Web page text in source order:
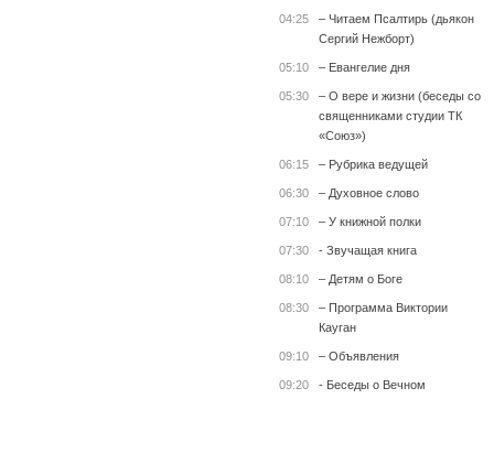
04:25
– Читаем Псалтирь (дьякон
Сергий Нежборт)
05:10 – Евангелие дня
05:30
– О вере и жизни (беседы со
священниками студии ТК
«Союз»)
06:15 – Рубрика ведущей
06:30 – Духовное слово
07:10 – У книжной полки
07:30 - Звучащая книга
08:10 – Детям о Боге
08:30
– Программа Виктории
Кауган
09:10 – Объявления
09:20 - Беседы о Вечном